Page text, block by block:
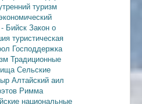
туризм
Бийск Закон о
туристическая
Господдержка
Традиционные
Сельские
Алтайский аил
Римма
национальные